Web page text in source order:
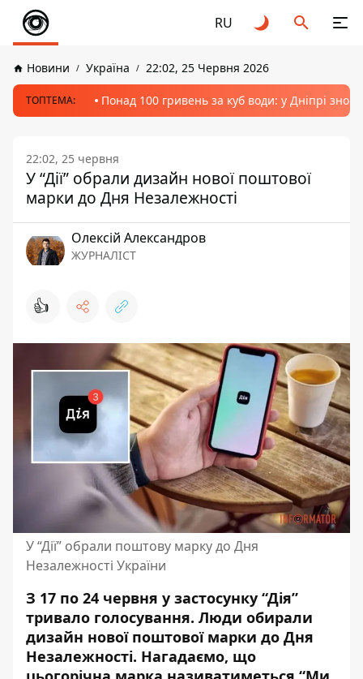
RU
Новини Україна 22:02, 25 Червня 2026
ТОПТЕМА: Понад 100 гривень за куб води: у Дніпрі
22:02, 25 червня
У “Дії” обрали дизайн нової поштової
марки до Дня Незалежності
Олексій Александров
ЖУРНАЛІСТ
👍
У “Дії” обрали поштову марку до Дня
Незалежності України
З 17 по 24 червня у застосунку “Дія”
тривало голосування. Люди обирали
дизайн нової поштової марки до Дня
Незалежності. Нагадаємо, що